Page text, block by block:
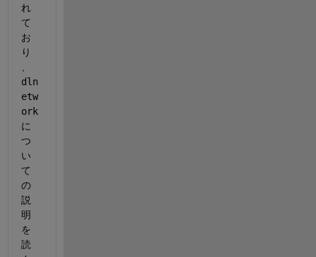
れ
て
お
り
dln
etw
ork
に
つ
い
て
の
説
明
を
読